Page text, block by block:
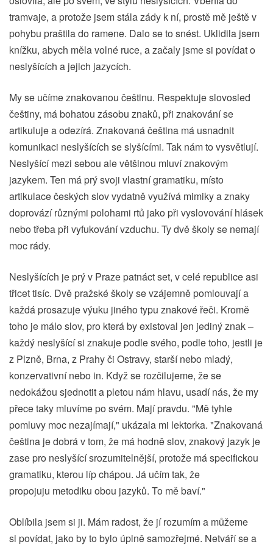
tramvaje, a protože jsem stála zády k ní, prostě mě ještě v
pohybu praštila do ramene. Dalo se to snést. Uklidila jsem
knížku, abych měla volné ruce, a začaly jsme si povídat o
neslyšících a jejich jazycích.
My se učíme znakovanou češtinu. Respektuje slovosled
češtiny, má bohatou zásobu znaků, při znakování se
artikuluje a odezírá. Znakovaná čeština má usnadnit
komunikaci neslyšících se slyšícími. Tak nám to vysvětlují.
Neslyšící mezi sebou ale většinou mluví znakovým
jazykem. Ten má prý svoji vlastní gramatiku, místo
artikulace českých slov vydatně využívá mimiky a znaky
doprovází různými polohami rtů jako při vyslovování hlásek
nebo třeba při vyfukování vzduchu. Ty dvě školy se nemají
moc rády.
Neslyšících je prý v Praze patnáct set, v celé republice asi
třicet tisíc. Dvě pražské školy se vzájemně pomlouvají a
každá prosazuje výuku jiného typu znakové řeči. Kromě
toho je málo slov, pro která by existoval jen jediný znak –
každý neslyšící si znakuje podle svého, podle toho, jestli je
z Plzně, Brna, z Prahy či Ostravy, starší nebo mladý,
konzervativní nebo in. Když se rozčilujeme, že se
nedokážou sjednotit a pletou nám hlavu, usadí nás, že my
přece taky mluvíme po svém. Mají pravdu. "Mě tyhle
pomluvy moc nezajímají," ukázala mi lektorka. "Znakovaná
čeština je dobrá v tom, že má hodně slov, znakový jazyk je
zase pro neslyšící srozumitelnější, protože má specifickou
gramatiku, kterou líp chápou. Já učím tak, že
propojuju metodiku obou jazyků. To mě baví."
Oblíbila jsem si ji. Mám radost, že jí rozumím a můžeme
si povídat, jako by to bylo úplně samozřejmé. Netváří se a